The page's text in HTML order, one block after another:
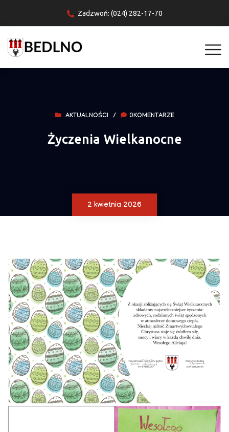
Zadzwoń: (024) 282-17-70
AKTUALNOŚCI / 0KOMENTARZE
Życzenia Wielkanocne
2 kwietnia 2026